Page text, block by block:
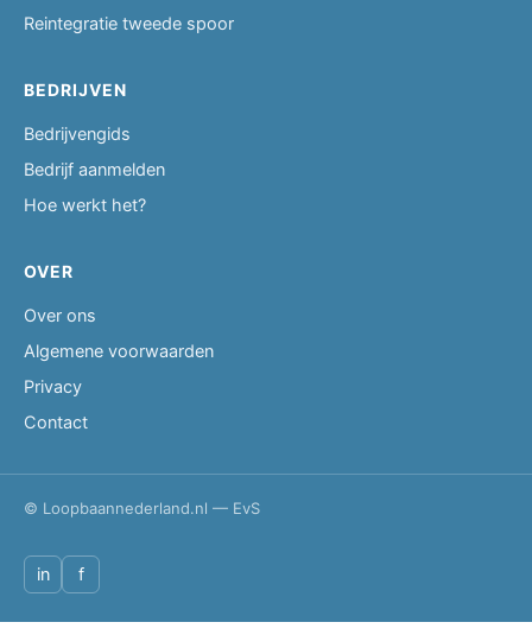
Reintegratie tweede spoor
BEDRIJVEN
Bedrijvengids
Bedrijf aanmelden
Hoe werkt het?
OVER
Over ons
Algemene voorwaarden
Privacy
Contact
© Loopbaannederland.nl — EvS
in f